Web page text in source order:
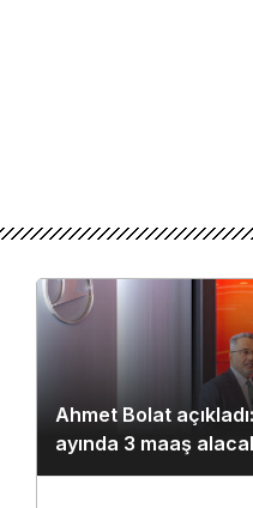
Ahmet Bolat
ayında 3 maaş